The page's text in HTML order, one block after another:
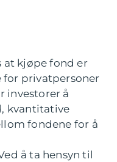
at kjøpe fond er
privatpersoner
investorer å
kvantitative
fondene for å
å ta hensyn til